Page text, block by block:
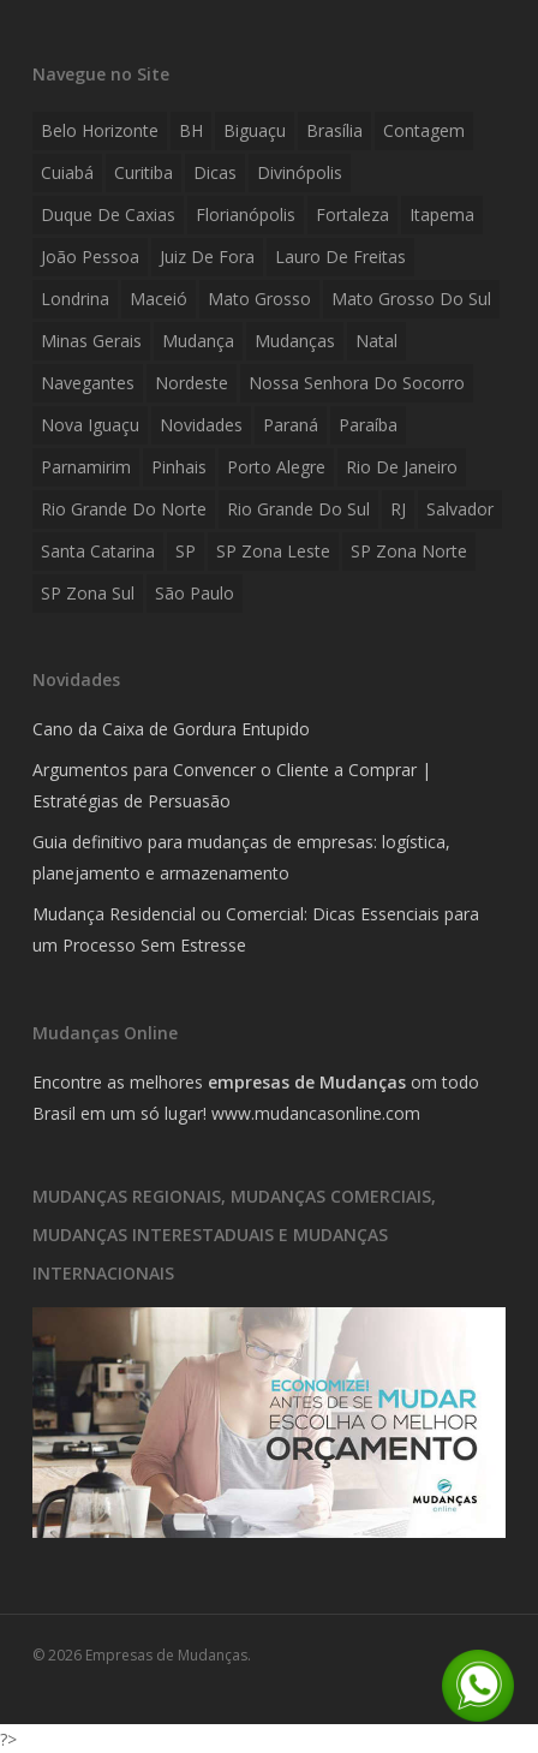
Navegue no Site
Belo Horizonte BH Biguaçu Brasília
Contagem
Cuiabá
Curitiba Dicas
Divinópolis
Duque De Caxias
Florianópolis Fortaleza
Itapema
João Pessoa
Juiz De Fora
Lauro De Freitas
Londrina
Maceió Mato Grosso
Mato Grosso Do Sul
Minas Gerais
Mudança Mudanças
Natal
Navegantes
Nordeste
Nossa Senhora Do Socorro
Nova Iguaçu
Novidades Paraná
Paraíba
Parnamirim
Pinhais Porto Alegre
Rio De Janeiro
Rio Grande Do Norte
Rio Grande Do Sul RJ
Salvador
Santa Catarina
SP SP Zona Leste
SP Zona Norte
SP Zona Sul
São Paulo
Novidades
Cano da Caixa de Gordura Entupido
Argumentos para Convencer o Cliente a Comprar |
Estratégias de Persuasão
Guia definitivo para mudanças de empresas: logística,
planejamento e armazenamento
Mudança Residencial ou Comercial: Dicas Essenciais para
um Processo Sem Estresse
Mudanças Online
Encontre as melhores empresas de Mudançasom todo
Brasil em um só lugar! www.mudancasonline.com
MUDANÇAS REGIONAIS, MUDANÇAS COMERCIAIS,
MUDANÇAS INTERESTADUAIS E MUDANÇAS
INTERNACIONAIS
© 2026 Empresas de Mudanças.
?>